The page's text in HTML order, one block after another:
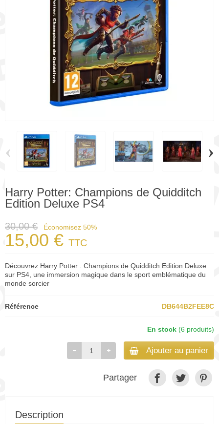
‹ ›
Harry Potter: Champions de Quidditch
Edition Deluxe PS4
30,00 € Économisez 50%
15,00 € TTC
Découvrez Harry Potter : Champions de Quidditch Edition Deluxe
sur PS4, une immersion magique dans le sport emblématique du
monde sorcier
Référence DB644B2FEE8C
En stock (6 produits)
Ajouter au panier
Partager
Description